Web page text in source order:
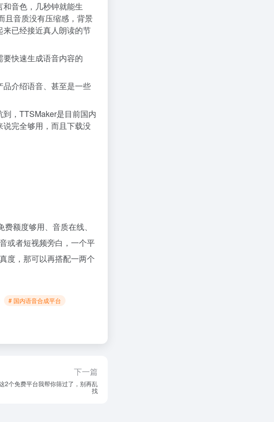
和音色，几秒钟就能生
且音质没有压缩感，背景
已经接近真人朗读的节
要快速生成语音内容的
品介绍语音、甚至是一些
，TTSMaker是目前国内
完全够用，而且下载没
额度够用、音质在线、
或者短视频旁白，一个平
度，那可以再搭配一两个
# 国内语音合成平台
下一篇
2个免费平台我帮你筛过了，别再乱
找